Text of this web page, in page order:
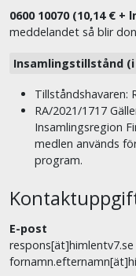
0600 10070 (10,14 € +
meddelandet så blir
Insamlingstillstånd (i
Tillståndshavaren:
RA/2021/1717
Insamlingsregion
medlen används
program.
E-post
respons[ät]himlentv7.se